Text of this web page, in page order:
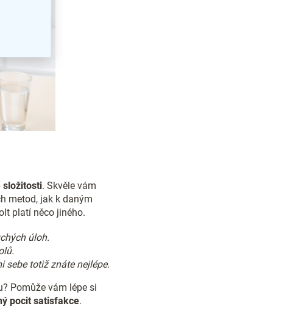
složitosti. Skvěle vám
metod, jak k daným
platí něco jiného.
úloh.
sebe totiž znáte nejlépe.
Pomůže vám lépe si
pocit satisfakce.